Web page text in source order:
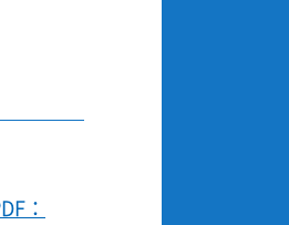
：